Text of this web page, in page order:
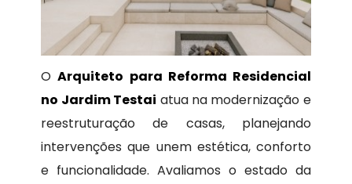
OArquiteto para Reforma Residencial
no Jardim Testai atua na modernização e
reestruturação de casas, planejando
intervenções que unem estética, conforto
e funcionalidade. Avaliamos o estado da